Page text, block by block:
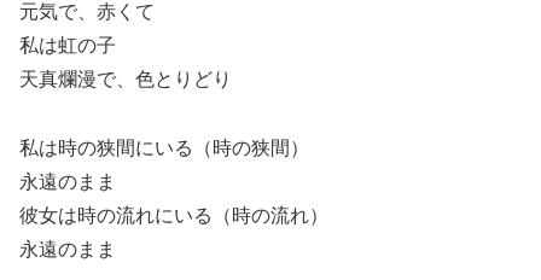
元気で、赤くて
私は虹の子
天真爛漫で、色とりどり
私は時の狭間にいる（時の狭間）
永遠のまま
彼女は時の流れにいる（時の流れ）
永遠のまま